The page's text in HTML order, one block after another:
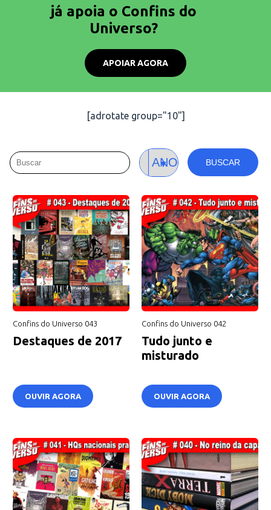
já apoia o Confins do
Universo?
APOIAR AGORA
[adrotate group="10"]
BUSCAR
Confins do Universo 043
Destaques de 2017
OUVIR AGORA
Confins do Universo 042
Tudo junto e
misturado
OUVIR AGORA